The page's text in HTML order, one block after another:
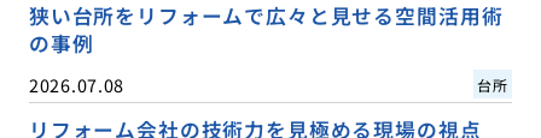
狭い台所をリフォームで広々と見せる空間活用術
の事例
2026.07.08 台所
リフォーム会社の技術力を見極める現場の視点